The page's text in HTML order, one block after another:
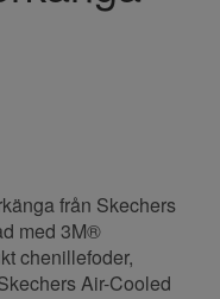
från Skechers
med 3M®
chenillefoder,
Air-Cooled